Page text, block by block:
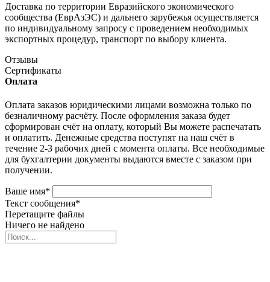
Доставка по территории Евразийского экономического
сообщества (ЕврАзЭС) и дальнего зарубежья осуществляется
по индивидуальному запросу с проведением необходимых
экспортных процедур, транспорт по выбору клиента.
Отзывы
Сертификаты
Оплата
Оплата заказов юридическими лицами возможна только по
безналичному расчёту. После оформления заказа будет
сформирован счёт на оплату, который Вы можете распечатать
и оплатить. Денежные средства поступят на наш счёт в
течение 2-3 рабочих дней с момента оплаты. Все необходимые
для бухгалтерии документы выдаются вместе с заказом при
получении.
Ваше имя*
Текст сообщения*
Перетащите файлы
Ничего не найдено